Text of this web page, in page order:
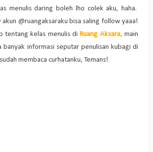
menulis daring boleh lho colek aku, haha.
@ruangaksaraku bisa saling follow yaaa!
tentang kelas menulis diRuang Aksara, main
banyak informasi seputar penulisan kubagi di
membaca curhatanku, Temans!